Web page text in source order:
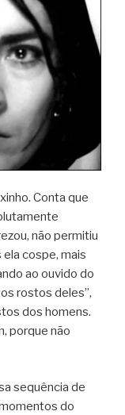
Conta que
não permitiu
cospe, mais
ao ouvido do
rostos deles”,
dos homens.
porque não
sequência de
do